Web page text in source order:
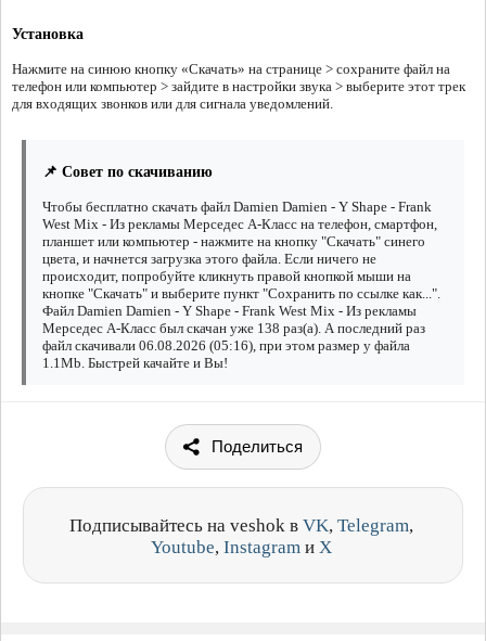
Установка
Нажмите на синюю кнопку «Скачать» на странице > сохраните файл на
телефон или компьютер > зайдите в настройки звука > выберите этот трек
для входящих звонков или для сигнала уведомлений.
📌 Совет по скачиванию
Чтобы бесплатно скачать файл Damien Damien - Y Shape - Frank
West Mix - Из рекламы Мерседес А-Класс на телефон, смартфон,
планшет или компьютер - нажмите на кнопку "Скачать" синего
цвета, и начнется загрузка этого файла. Если ничего не
происходит, попробуйте кликнуть правой кнопкой мыши на
кнопке "Скачать" и выберите пункт "Сохранить по ссылке как...".
Файл Damien Damien - Y Shape - Frank West Mix - Из рекламы
Мерседес А-Класс был скачан уже 138 раз(а). А последний раз
файл скачивали 06.08.2026 (05:16), при этом размер у файла
1.1Mb. Быстрей качайте и Вы!
Поделиться
Подписывайтесь на veshok в VK, Telegram,
Youtube, Instagram и X